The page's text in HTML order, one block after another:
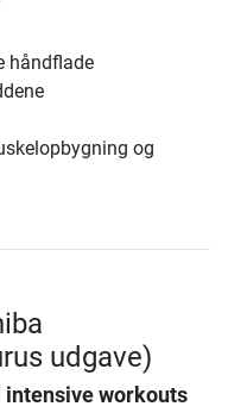
håndflade
og
udgave)
workouts